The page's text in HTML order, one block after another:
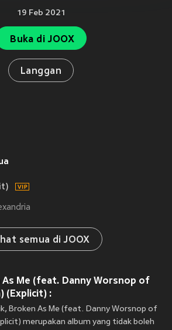
19 Feb 2021
Buka di JOOX
Langgan
semua di JOOX
As Me (feat. Danny Worsnop of
(Explicit) :
Broken As Me (feat. Danny Worsnop of
merupakan album yang tidak boleh